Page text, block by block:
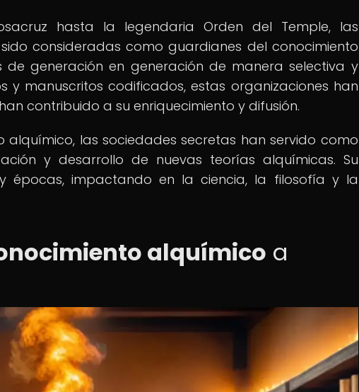
hasta la legendaria Orden del Temple, las
consideradas como guardianes del conocimiento
de generación en generación de manera selectiva y
y manuscritos codificados, estas organizaciones han
contribuido a su enriquecimiento y difusión.
las sociedades secretas han servido como
y desarrollo de nuevas teorías alquímicas. Su
épocas, impactando en la ciencia, la filosofía y la
alquímico a